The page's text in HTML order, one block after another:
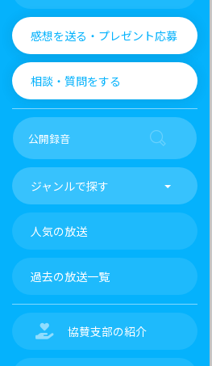
感想を送る・プレゼント応募
相談・質問をする
ジャンルで探す
人気の放送
過去の放送一覧
協賛支部の紹介